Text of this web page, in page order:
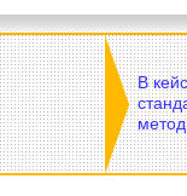
В